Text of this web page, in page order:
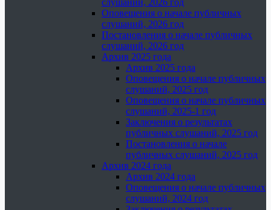
слушаний, 2026 год
Оповещения о начале публичных
слушаний, 2026 год
Постановления о начале публичных
слушаний, 2026 год
Архив 2025 года
Архив 2025 года
Оповещения о начале публичных
слушаний, 2025 год
Оповещения о начале публичных
слушаний, 2025-1 год
Заключения о результатах
публичных слушаний, 2025 год
Постановления о начале
публичных слушаний, 2025 год
Архив 2024 года
Архив 2024 года
Оповещения о начале публичных
слушаний, 2024 год